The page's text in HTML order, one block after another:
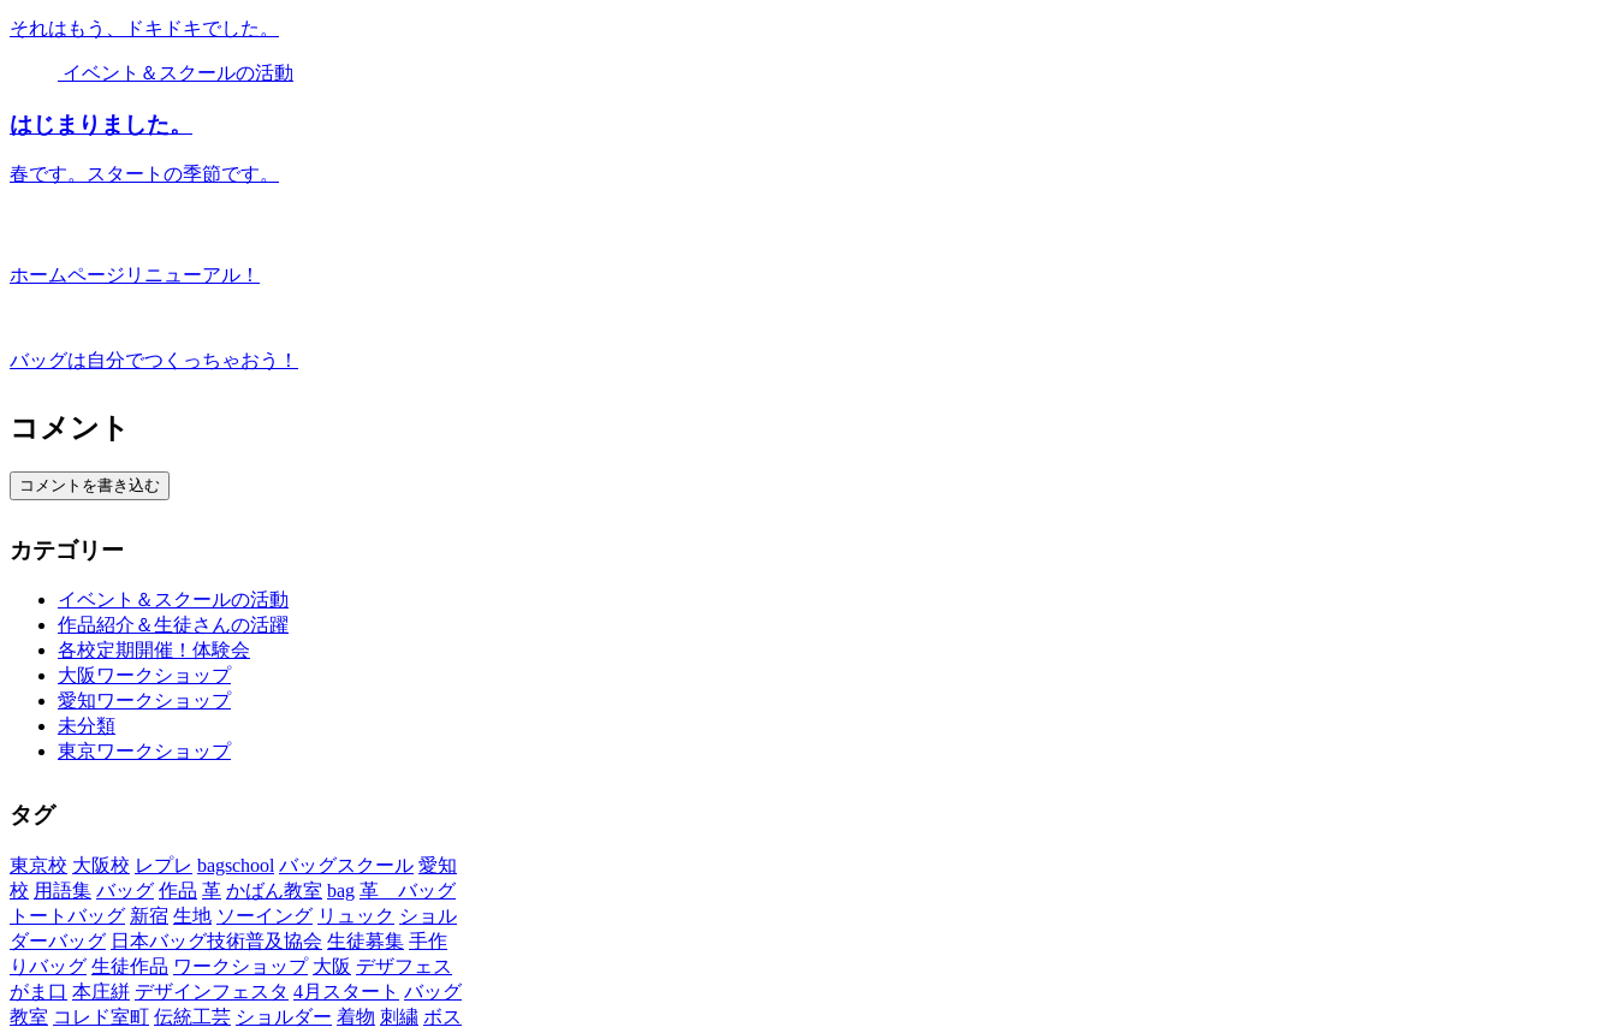
それはもう、ドキドキでした。
イベント＆スクールの活動
はじまりました。
春です。スタートの季節です。
ホームページリニューアル！
バッグは自分でつくっちゃおう！
コメント
コメントを書き込む
カテゴリー
イベント＆スクールの活動
作品紹介＆生徒さんの活躍
各校定期開催！体験会
大阪ワークショップ
愛知ワークショップ
未分類
東京ワークショップ
タグ
東京校 大阪校 レプレ bagschool バッグスクール 愛知
校 用語集 バッグ 作品 革 かばん教室 bag 革 バッグ
トートバッグ 新宿 生地 ソーイング リュック ショル
ダーバッグ 日本バッグ技術普及協会 生徒募集 手作
りバッグ 生徒作品 ワークショップ 大阪 デザフェス
がま口 本庄絣 デザインフェスタ 4月スタート バッグ
教室 コレド室町 伝統工芸 ショルダー 着物 刺繍 ボス